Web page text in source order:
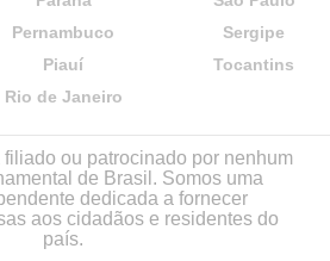
Pernambuco
Piauí
Rio de Janeiro
Sergipe
Tocantins
ou patrocinado por nenhum
de Brasil. Somos uma
dedicada a fornecer
aos cidadãos e residentes do
país.